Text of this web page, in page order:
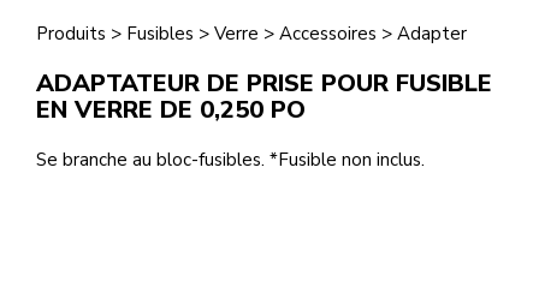
Produits > Fusibles > Verre > Accessoires > Adapter
ADAPTATEUR DE PRISE POUR FUSIBLE
EN VERRE DE 0,250 PO
Se branche au bloc-fusibles. *Fusible non inclus.